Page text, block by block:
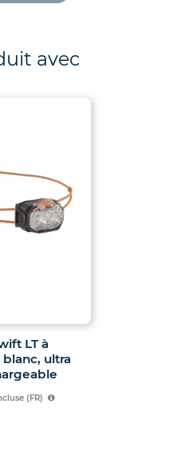
avec
LT à
ultra
(FR)